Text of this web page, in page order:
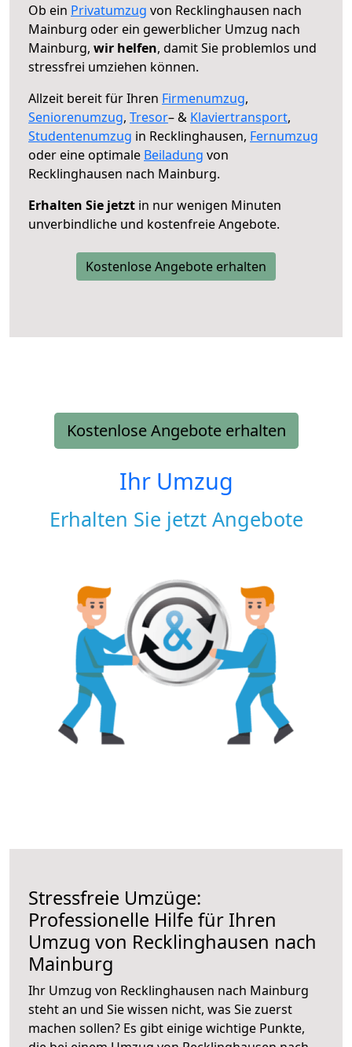
Ob ein Privatumzug von Recklinghausen nach
Mainburg oder ein gewerblicher Umzug nach
Mainburg, wir helfen, damit Sie problemlos und
stressfrei umziehen können.
Allzeit bereit für Ihren Firmenumzug,
Seniorenumzug, Tresor– & Klaviertransport,
Studentenumzug in Recklinghausen, Fernumzug
oder eine optimale Beiladung von
Recklinghausen nach Mainburg.
Erhalten Sie jetzt in nur wenigen Minuten
unverbindliche und kostenfreie Angebote.
Kostenlose Angebote erhalten
Kostenlose Angebote erhalten
Ihr Umzug
Erhalten Sie jetzt Angebote
Stressfreie Umzüge:
Professionelle Hilfe für Ihren
Umzug von Recklinghausen nach
Mainburg
Ihr Umzug von Recklinghausen nach Mainburg
steht an und Sie wissen nicht, was Sie zuerst
machen sollen? Es gibt einige wichtige Punkte,